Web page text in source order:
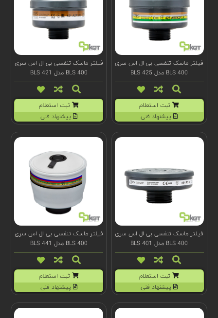
فیلتر ماسک تنفسی بی ال اس سری
BLS 400 مدل BLS 425
ثبت استعلام
پیشنهاد فنی
فیلتر ماسک تنفسی بی ال اس سری
BLS 400 مدل BLS 421
ثبت استعلام
پیشنهاد فنی
فیلتر ماسک تنفسی بی ال اس سری
BLS 400 مدل BLS 401
ثبت استعلام
پیشنهاد فنی
فیلتر ماسک تنفسی بی ال اس سری
BLS 400 مدل BLS 441
ثبت استعلام
پیشنهاد فنی